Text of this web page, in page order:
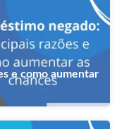
e como aumentar